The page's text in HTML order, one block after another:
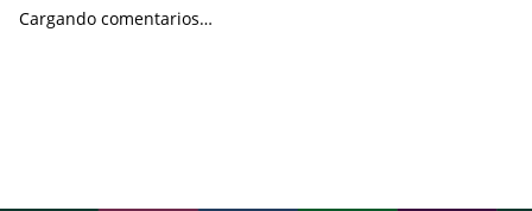
Cargando comentarios…